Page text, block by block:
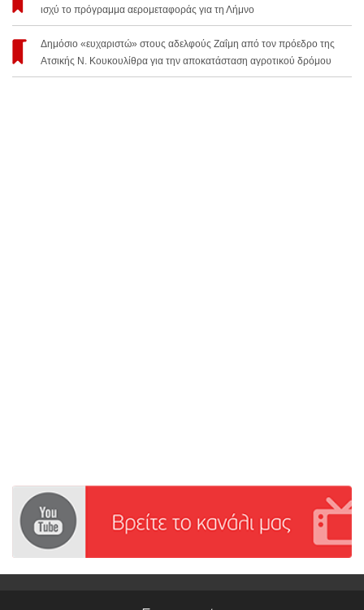
ισχύ το πρόγραμμα αερομεταφοράς για τη Λήμνο
Δημόσιο «ευχαριστώ» στους αδελφούς Ζαΐμη από τον πρόεδρο της
Ατσικής Ν. Κουκουλίθρα για την αποκατάσταση αγροτικού δρόμου